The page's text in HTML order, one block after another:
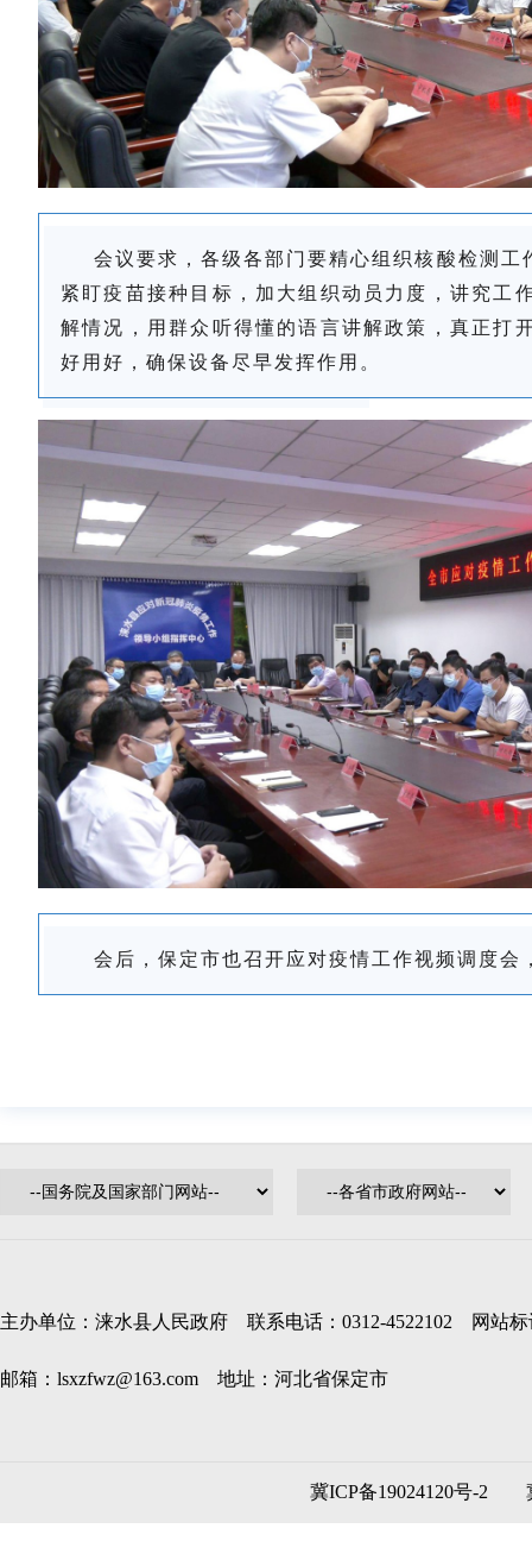
会议要求，各级各部门要精心组织核酸检测
紧盯疫苗接种目标，加大组织动员力度，讲究工
解情况，用群众听得懂的语言讲解政策，真正打
好用好，确保设备尽早发挥作用。
会后，保定市也召开应对疫情工作视频调度
主办单位：涞水县人民政府 联系电话：0312-4522102 网站标
邮箱：lsxzfwz@163.com 地址：河北省保定市
冀ICP备19024120号-2